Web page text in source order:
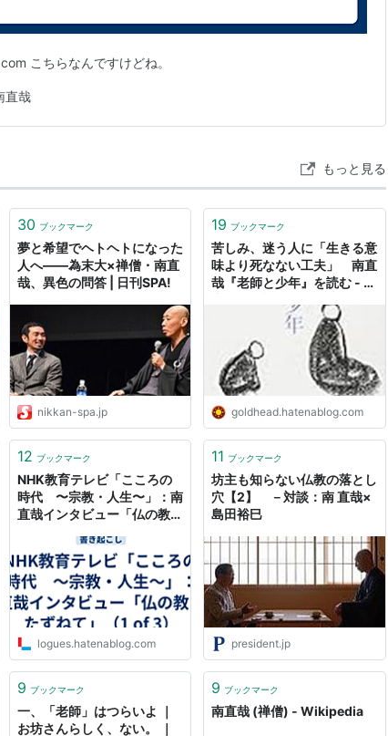
こちらなんですけどね。
直哉
もっと見る
30 ブックマーク
夢と希望でヘトヘトになった
人へ――為末大×禅僧・南直
哉、異色の問答 | 日刊SPA!
nikkan-spa.jp
19 ブックマーク
苦しみ、迷う人に「生きる意
味より死なない工夫」 南直
哉『老師と少年』を読む - 関
goldhead.hatenablog.com
12 ブックマーク
NHK教育テレビ「こころの
時代 〜宗教・人生〜」：南
直哉インタビュー「仏の教え
Logues
logues.hatenablog.com
11 ブックマーク
坊主も知らない仏教の落とし
穴【2】 －対談：南 直哉×
島田裕巳
president.jp
9 ブックマーク
一、「老師」はつらいよ ｜
お坊さんらしく、ない。 ｜
9 ブックマーク
南直哉 (禅僧) - Wikipedia